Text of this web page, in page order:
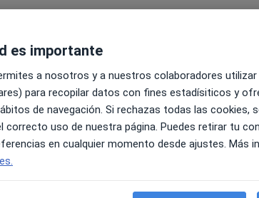
es importante
a nosotros y a nuestros colaboradores
para recopilar datos con fines estadísiticos y
de navegación. Si rechazas todas las cookies,
correcto uso de nuestra página. Puedes retirar tu
en cualquier momento desde ajustes. Más